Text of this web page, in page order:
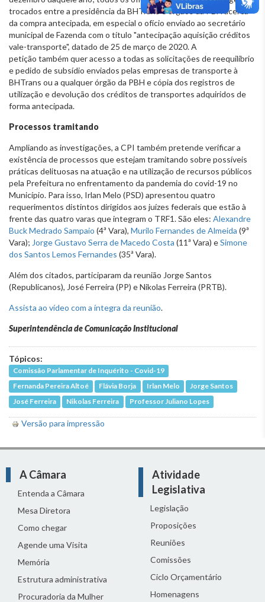
trocados entre a presidência da BHTrans e órgãos da PBH acerca
da compra antecipada, em especial o ofício enviado ao secretário
municipal de Fazenda com o título "antecipação aquisição créditos
vale-transporte", datado de 25 de março de 2020. A
petição também quer acesso a todas as solicitações de reequilíbrio
e pedido de subsídio enviados pelas empresas de transporte à
BHTrans ou a qualquer órgão da PBH e cópia dos registros de
utilização e devolução dos créditos de transportes adquiridos de
forma antecipada.
Processos tramitando
Ampliando as investigações, a CPI também pretende verificar a
existência de processos que estejam tramitando sobre possíveis
práticas delituosas na atuação e na utilização de recursos públicos
pela Prefeitura no enfrentamento da pandemia do covid-19 no
Município. Para isso, Irlan Melo (PSD) apresentou quatro
requerimentos distintos dirigidos aos juízes federais que estão à
frente das quatro varas que integram o TRF1. São eles: Alexandre
Buck Medrado Sampaio (4ª Vara), Murilo Fernandes de Almeida (9ª
Vara); Jorge Gustavo Serra de Macedo Costa (11ª Vara) eSimone
dos Santos Lemos Fernandes (35ª Vara).
Além dos citados, participaram da reunião Jorge Santos
(Republicanos), José Ferreira (PP) e Nikolas Ferreira (PRTB).
Assista ao vídeo com a íntegra da reunião.
Superintendência de Comunicação Institucional
Tópicos:
Comissão Parlamentar de Inquérito - Covid-19
Fernanda Pereira Altoé
Flávia Borja Irlan Melo
Jorge Santos
José Ferreira
Nikolas Ferreira Professor Juliano Lopes
Versão para impressão
A Câmara
Entenda a Câmara
Mesa Diretora
Como chegar
Agende uma Visita
Memória
Estrutura administrativa
Procuradoria da Mulher
Atividade
Legislativa
Legislação
Proposições
Reuniões
Comissões
Ciclo Orçamentário
Homenagens